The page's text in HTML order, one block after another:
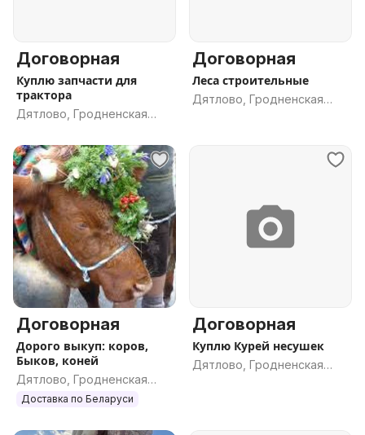
Договорная
Куплю запчасти для
трактора
Дятлово, Гродненская
Договорная
Леса строительные
Дятлово, Гродненская
Договорная
Дорого выкуп: коров,
Быков, коней
Дятлово, Гродненская
обл.
Доставка по Беларуси
Договорная
Куплю Курей несушек
Дятлово, Гродненская